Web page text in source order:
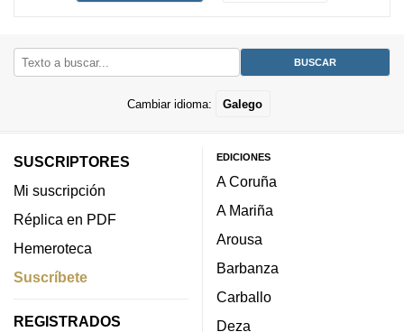
Cambiar idioma: Galego
SUSCRIPTORES
Mi suscripción
Réplica en PDF
Hemeroteca
Suscríbete
REGISTRADOS
EDICIONES
A Coruña
A Mariña
Arousa
Barbanza
Carballo
Deza